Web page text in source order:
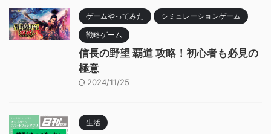
ゲームやってみた シミュレーションゲーム
戦略ゲーム
信長の野望 覇道 攻略！初心者も必見の
極意
2024/11/25
生活